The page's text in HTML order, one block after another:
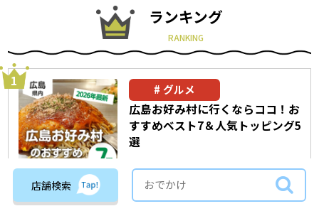
ランキング
RANKING
グルメ
広島お好み村に行くならココ！お
すすめベスト7＆人気トッピング5
選
店舗検索